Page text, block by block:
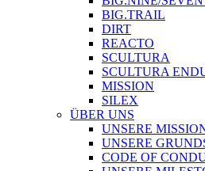
BIG.TRAIL
DIRT
REACTO
SCULTURA
SCULTURA
MISSION
SILEX
ÜBER UNS
UNSERE
UNSERE
CODE OF